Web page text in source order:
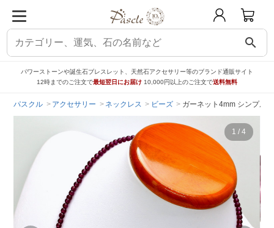
search
パワーストーンや誕生石ブレスレット、天然石アクセサリー等のブランド通販サイト
12時までのご注文で最短翌日にお届け 10,000円以上のご注文で送料無料
パスクル アクセサリー ネックレス ビーズ ガーネット4mm シンプル
1 / 4